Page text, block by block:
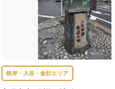
根岸・入谷・金杉エリア